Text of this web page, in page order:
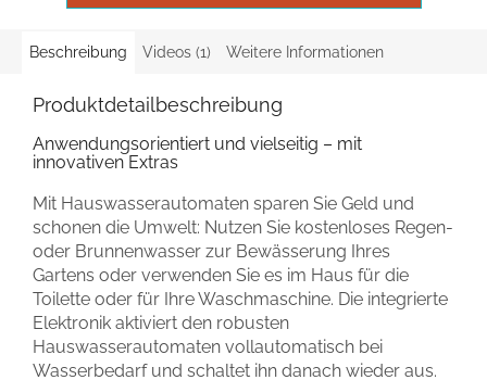
Beschreibung Videos (1) Weitere Informationen
Produktdetailbeschreibung
Anwendungsorientiert und vielseitig – mit
innovativen Extras
Mit Hauswasserautomaten sparen Sie Geld und
schonen die Umwelt: Nutzen Sie kostenloses Regen-
oder Brunnenwasser zur Bewässerung Ihres
Gartens oder verwenden Sie es im Haus für die
Toilette oder für Ihre Waschmaschine. Die integrierte
Elektronik aktiviert den robusten
Hauswasserautomaten vollautomatisch bei
Wasserbedarf und schaltet ihn danach wieder aus.